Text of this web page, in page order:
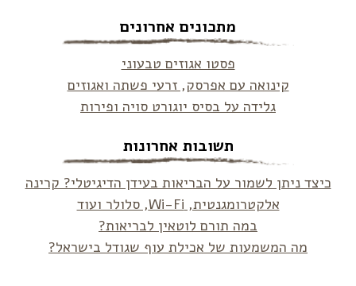
מתכונים אחרונים
פסטו אגוזים טבעוני
קינואה עם אפרסק, זרעי פשתה ואגוזים
גלידה על בסיס יוגורט סויה ופירות
תשובות אחרונות
כיצד ניתן לשמור על הבריאות בעידן הדיגיטלי? קרינה
אלקטרומגנטית, Wi-Fi, סלולר ועוד
במה תורם לוטאין לבריאות?
מה המשמעות של אכילת עוף שגודל בישראל?